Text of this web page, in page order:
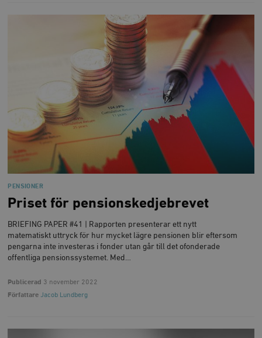
PENSIONER
Priset för pensionskedjebrevet
BRIEFING PAPER #41 | Rapporten presenterar ett nytt
matematiskt uttryck för hur mycket lägre pensionen blir eftersom
pengarna inte investeras i fonder utan går till det ofonderade
offentliga pensionssystemet. Med…
Publicerad 3 november 2022
Författare Jacob Lundberg